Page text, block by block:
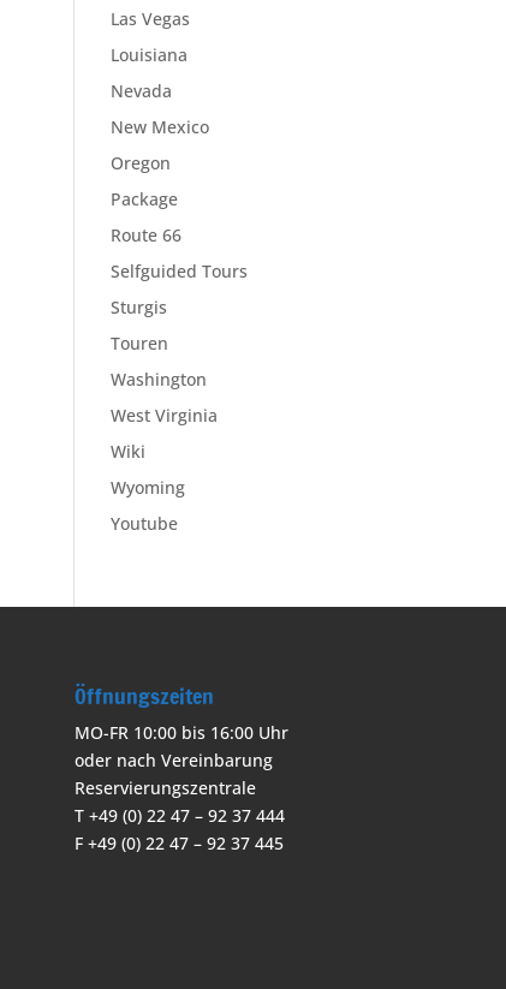
Las Vegas
Louisiana
Nevada
New Mexico
Oregon
Package
Route 66
Selfguided Tours
Sturgis
Touren
Washington
West Virginia
Wiki
Wyoming
Youtube
Öffnungszeiten
MO-FR 10:00 bis 16:00 Uhr
oder nach Vereinbarung
Reservierungszentrale
T +49 (0) 22 47 – 92 37 444
F +49 (0) 22 47 – 92 37 445